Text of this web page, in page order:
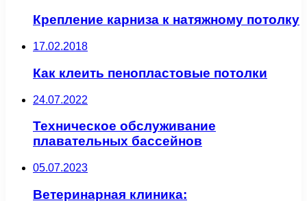
Крепление карниза к натяжному потолку
17.02.2018
Как клеить пенопластовые потолки
24.07.2022
Техническое обслуживание
плавательных бассейнов
05.07.2023
Ветеринарная клиника: